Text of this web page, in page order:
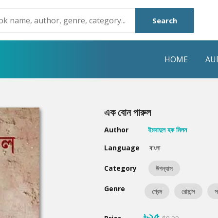
Search
HOME
Humayun Ahmed
Mouri Morium
Hot & New
এক বোন পারুল
Author
ইমদাদুল হক মিলন
Language
বাংলা
Category উপন্যাস
Genre প্রেম রোমান্স